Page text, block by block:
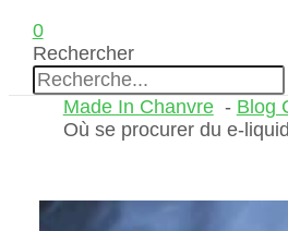
0
Rechercher
Made In Chanvre Blog
Où se procurer du e-